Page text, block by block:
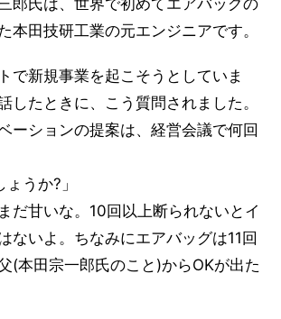
郎氏は、世界で初めてエアバッグの
本田技研工業の元エンジニアです。
で新規事業を起こそうとしていま
したときに、こう質問されました。
ーションの提案は、経営会議で何回
うか?」
だ甘いな。10回以上断られないとイ
ないよ。ちなみにエアバッグは11回
(本田宗一郎氏のこと)からOKが出た